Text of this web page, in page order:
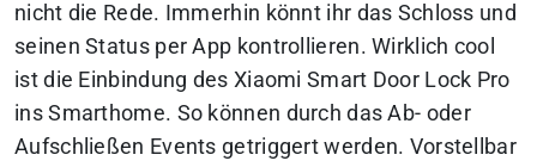
nicht die Rede. Immerhin könnt ihr das Schloss und
seinen Status per App kontrollieren. Wirklich cool
ist die Einbindung des Xiaomi Smart Door Lock Pro
ins Smarthome. So können durch das Ab- oder
Aufschließen Events getriggert werden. Vorstellbar